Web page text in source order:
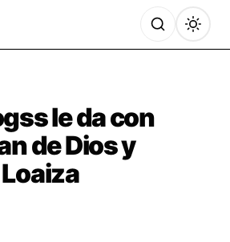
le da con
de Dios y